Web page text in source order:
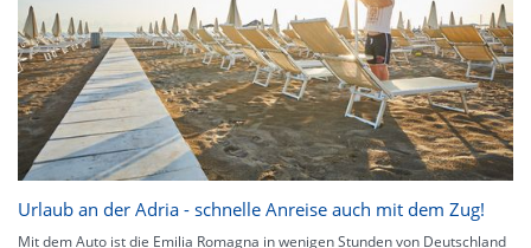
Urlaub an der Adria - schnelle Anreise auch mit dem Zug!
Mit dem Auto ist die Emilia Romagna in wenigen Stunden von Deutschland